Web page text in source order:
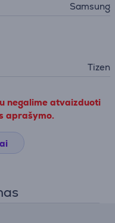
Samsung
Tizen
negalime atvaizduoti
aprašymo.